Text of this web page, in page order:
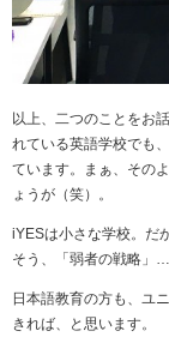
以上、二つのことをお
れている英語学校でも
ています。まぁ、その
ょうが（笑）。
iYESは小さな学校。だ
そう、「弱者の戦略」
日本語教育の方も、ユ
きれば、と思います。